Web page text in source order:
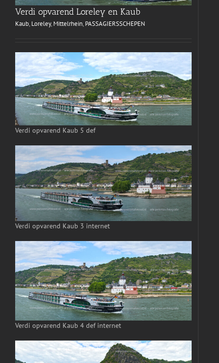
Verdi opvarend Loreley en Kaub
Kaub, Loreley, Mittelrhein, PASSAGIERSSCHEPEN
Verdi opvarend Kaub 5 def
Verdi opvarend Kaub 3 internet
Verdi opvarend Kaub 4 def internet